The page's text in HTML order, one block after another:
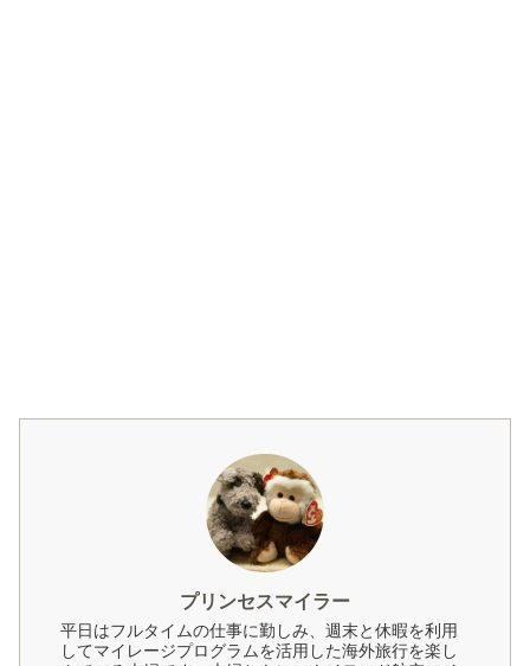
プリンセスマイラー
平日はフルタイムの仕事に勤しみ、週末と休暇を利用
してマイレージプログラムを活用した海外旅行を楽し